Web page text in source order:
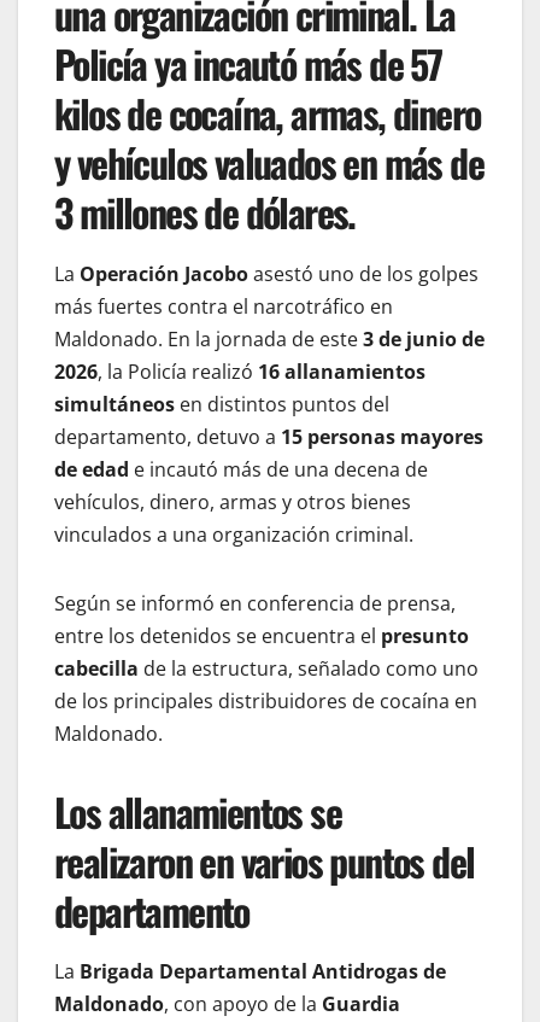
una organización criminal. La
Policía ya incautó más de 57
kilos de cocaína, armas, dinero
y vehículos valuados en más de
3 millones de dólares.
La Operación Jacoboasestó uno de los golpes
más fuertes contra el narcotráfico en
Maldonado. En la jornada de este3 de junio de
2026, la Policía realizó 16 allanamientos
simultáneos en distintos puntos del
departamento, detuvo a 15 personas mayores
de edad e incautó más de una decena de
vehículos, dinero, armas y otros bienes
vinculados a una organización criminal.
Según se informó en conferencia de prensa,
entre los detenidos se encuentra el presunto
cabecilla de la estructura, señalado como uno
de los principales distribuidores de cocaína en
Maldonado.
Los allanamientos se
realizaron en varios puntos del
departamento
La Brigada Departamental Antidrogas de
Maldonado, con apoyo de la Guardia